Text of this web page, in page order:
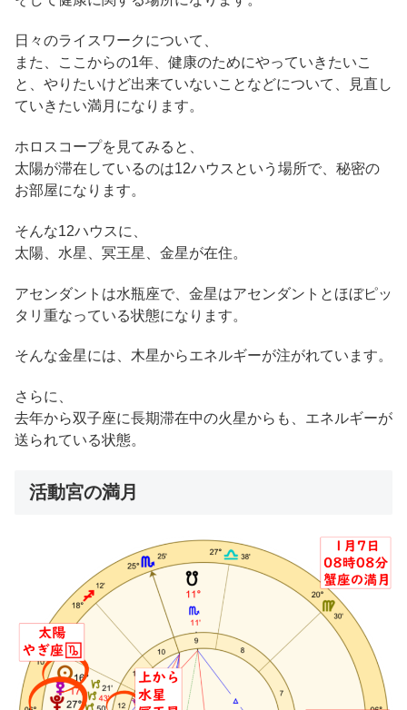
日々のライスワークについて、
また、ここからの1年、健康のためにやっていきたいこ
と、やりたいけど出来ていないことなどについて、見直し
ていきたい満月になります。
ホロスコープを見てみると、
太陽が滞在しているのは12ハウスという場所で、秘密の
お部屋になります。
そんな12ハウスに、
太陽、水星、冥王星、金星が在住。
アセンダントは水瓶座で、金星はアセンダントとほぼピッ
タリ重なっている状態になります。
そんな金星には、木星からエネルギーが注がれています。
さらに、
去年から双子座に長期滞在中の火星からも、エネルギーが
送られている状態。
活動宮の満月